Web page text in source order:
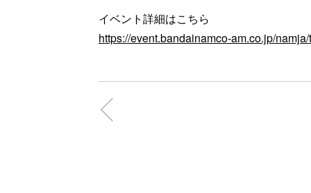
イベント詳細はこちら
https://event.bandainamco-am.co.jp/